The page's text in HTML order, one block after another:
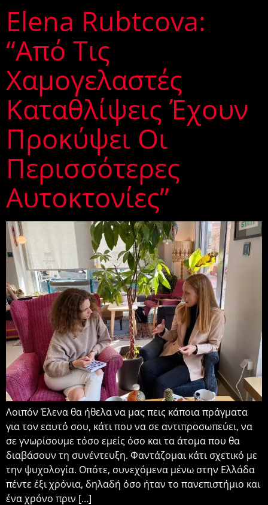
Elena Rubtcova:
“από Τις
Χαμογελαστές
Καταθλίψεις Έχουν
Προκύψει Οι
Περισσότερες
Αυτοκτονίες”
Λοιπόν Έλενα θα ήθελα να μας πεις κάποια πράγματα
για τον εαυτό σου, κάτι που να σε αντιπροσωπεύει, να
σε γνωρίσουμε τόσο εμείς όσο και τα άτομα που θα
διαβάσουν τη συνέντευξη. Φαντάζομαι κάτι σχετικό με
την ψυχολογία. Οπότε, συνεχόμενα μένω στην Ελλάδα
πέντε έξι χρόνια, δηλαδή όσο ήταν το πανεπιστήμιο και
ένα χρόνο πριν […]